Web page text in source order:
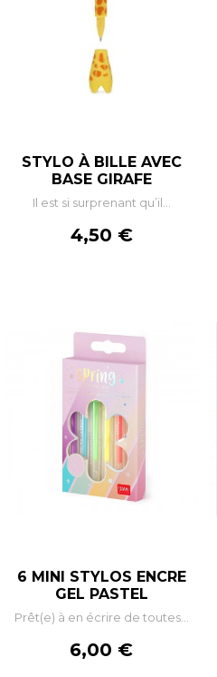
STYLO À BILLE AVEC
BASE GIRAFE
Il est si surprenant qu’il...
Prix
4,50 €
6 MINI STYLOS ENCRE
GEL PASTEL
Prêt(e) à en écrire de toutes...
Prix
6,00 €